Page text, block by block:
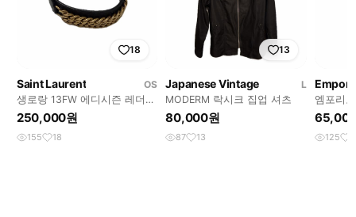
18
Saint Laurent
OS
생로랑 13FW 에디시즌 레더
체인 브레이슬릿
250,000원
155 18
13
Japanese Vintage
L
MODERM 락시크 집업 셔츠
80,000원
87 13
엠포리
각상 그
125